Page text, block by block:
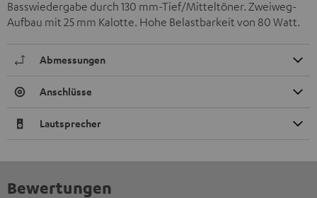
Basswiedergabe durch 130 mm-Tief/Mitteltöner. Zweiweg-
Aufbau mit 25 mm Kalotte. Hohe Belastbarkeit von 80 Watt.
Abmessungen
Anschlüsse
Lautsprecher
Bewertungen